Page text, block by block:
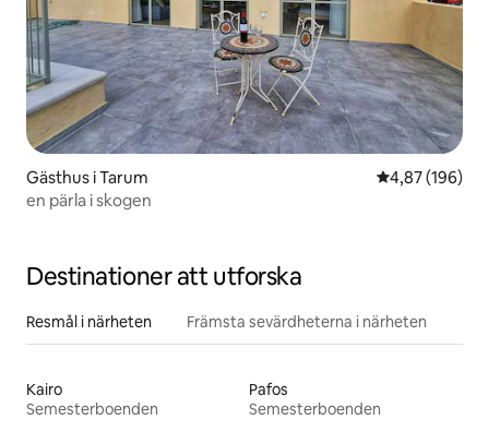
Gästhus i Tarum 4,87 av 5 i
4,87 (196)
en pärla i skogen
Destinationer att utforska
Resmål i närheten Främsta sevärdheterna i närheten
Kairo
Semesterboenden
Pafos
Semesterboenden